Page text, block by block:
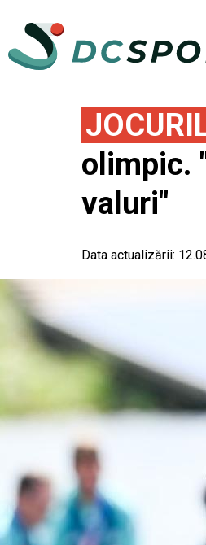
olimpic.
valuri"
Data actualizării: